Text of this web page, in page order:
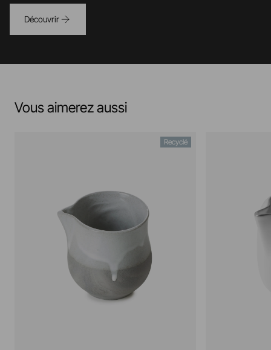
Découvrir
Vous aimerez aussi
Recyclé